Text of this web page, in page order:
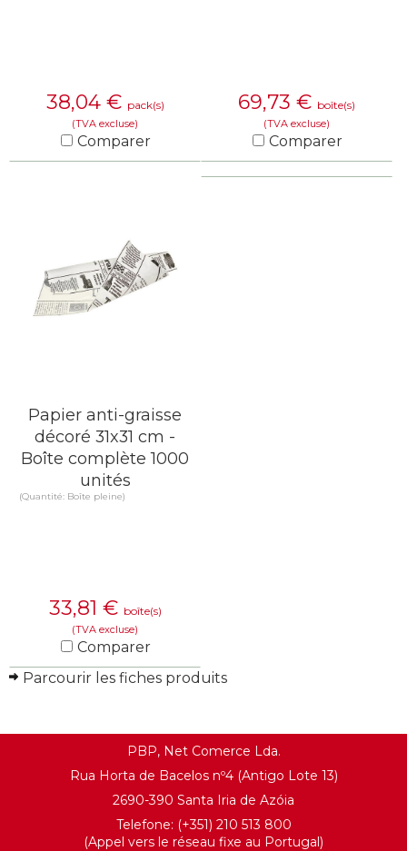
38,04 € pack(s)
(TVA excluse)
Comparer
69,73 € boîte(s)
(TVA excluse)
Comparer
EN SAVOIR PLUS
Papier anti-graisse
décoré 31x31 cm -
Boîte complète 1000
unités
(Quantité: Boîte pleine)
33,81 € boîte(s)
(TVA excluse)
Comparer
EN SAVOIR PLUS
Parcourir les fiches produits
PBP, Net Comerce Lda.
Rua Horta de Bacelos nº4 (Antigo Lote 13)
2690-390 Santa Iria de Azóia
Telefone: (+351) 210 513 800
(Appel vers le réseau fixe au Portugal)